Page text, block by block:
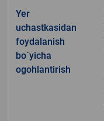
Yer
uchastkasidan
foydalanish
bo`yicha
ogohlantirish